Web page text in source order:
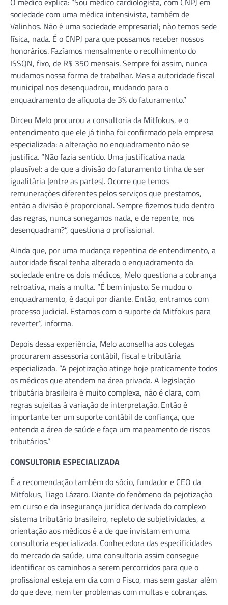
sociedade com uma médica intensivista, também de
Valinhos. Não é uma sociedade empresarial; não temos sede
física, nada. É o CNPJ para que possamos receber nossos
honorários. Fazíamos mensalmente o recolhimento do
ISSQN, fixo, de R$ 350 mensais. Sempre foi assim, nunca
mudamos nossa forma de trabalhar. Mas a autoridade fiscal
municipal nos desenquadrou, mudando para o
enquadramento de alíquota de 3% do faturamento.”
Dirceu Melo procurou a consultoria da Mitfokus, e o
entendimento que ele já tinha foi confirmado pela empresa
especializada: a alteração no enquadramento não se
justifica. “Não fazia sentido. Uma justificativa nada
plausível: a de que a divisão do faturamento tinha de ser
igualitária [entre as partes]. Ocorre que temos
remunerações diferentes pelos serviços que prestamos,
então a divisão é proporcional. Sempre fizemos tudo dentro
das regras, nunca sonegamos nada, e de repente, nos
desenquadram?”, questiona o profissional.
Ainda que, por uma mudança repentina de entendimento, a
autoridade fiscal tenha alterado o enquadramento da
sociedade entre os dois médicos, Melo questiona a cobrança
retroativa, mais a multa. “É bem injusto. Se mudou o
enquadramento, é daqui por diante. Então, entramos com
processo judicial. Estamos com o suporte da Mitfokus para
reverter”, informa.
Depois dessa experiência, Melo aconselha aos colegas
procurarem assessoria contábil, fiscal e tributária
especializada. “A pejotização atinge hoje praticamente todos
os médicos que atendem na área privada. A legislação
tributária brasileira é muito complexa, não é clara, com
regras sujeitas à variação de interpretação. Então é
importante ter um suporte contábil de confiança, que
entenda a área de saúde e faça um mapeamento de riscos
tributários.”
CONSULTORIA ESPECIALIZADA
É a recomendação também do sócio, fundador e CEO da
Mitfokus, Tiago Lázaro. Diante do fenômeno da pejotização
em curso e da insegurança jurídica derivada do complexo
sistema tributário brasileiro, repleto de subjetividades, a
orientação aos médicos é a de que invistam em uma
consultoria especializada. Conhecedora das especificidades
do mercado da saúde, uma consultoria assim consegue
identificar os caminhos a serem percorridos para que o
profissional esteja em dia com o Fisco, mas sem gastar além
do que deve, nem ter problemas com multas e cobranças.